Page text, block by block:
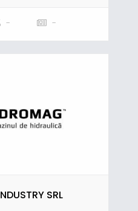
- -
SRL